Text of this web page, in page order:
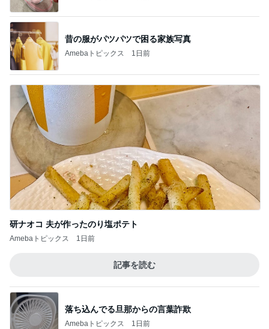
昔の服がパツパツで困る家族写真
Amebaトピックス 1日前
研ナオコ 夫が作ったのり塩ポテト
Amebaトピックス 1日前
記事を読む
落ち込んでる旦那からの言葉詐欺
Amebaトピックス 1日前